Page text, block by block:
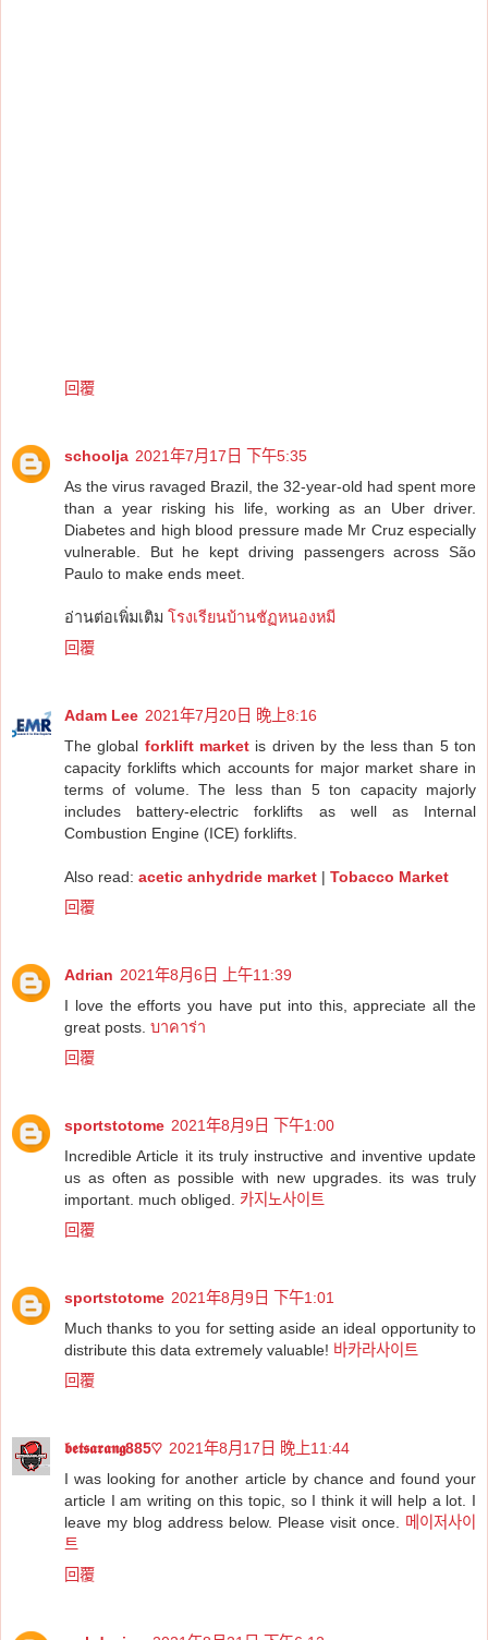
回覆
schoolja 2021年7月17日 下午5:35
As the virus ravaged Brazil, the 32-year-old had spent more
than a year risking his life, working as an Uber driver.
Diabetes and high blood pressure made Mr Cruz especially
vulnerable. But he kept driving passengers across São
Paulo to make ends meet.
อ่านต่อเพิ่มเติม โรงเรียนบ้านชัฏหนองหมี
回覆
Adam Lee 2021年7月20日 晚上8:16
The global forklift market is driven by the less than 5 ton
capacity forklifts which accounts for major market share in
terms of volume. The less than 5 ton capacity majorly
includes battery-electric forklifts as well as Internal
Combustion Engine (ICE) forklifts.
Also read: acetic anhydride market | Tobacco Market
回覆
Adrian 2021年8月6日 上午11:39
I love the efforts you have put into this, appreciate all the
great posts. บาคาร่า
回覆
sportstotome 2021年8月9日 下午1:00
Incredible Article it its truly instructive and inventive update
us as often as possible with new upgrades. its was truly
important. much obliged. 카지노사이트
回覆
sportstotome 2021年8月9日 下午1:01
Much thanks to you for setting aside an ideal opportunity to
distribute this data extremely valuable! 바카라사이트
回覆
𝖇𝖊𝖙𝖘𝖆𝖗𝖆𝖓𝖌885♡ 2021年8月17日 晚上11:44
I was looking for another article by chance and found your
article I am writing on this topic, so I think it will help a lot. I
leave my blog address below. Please visit once. 메이저사이
트
回覆